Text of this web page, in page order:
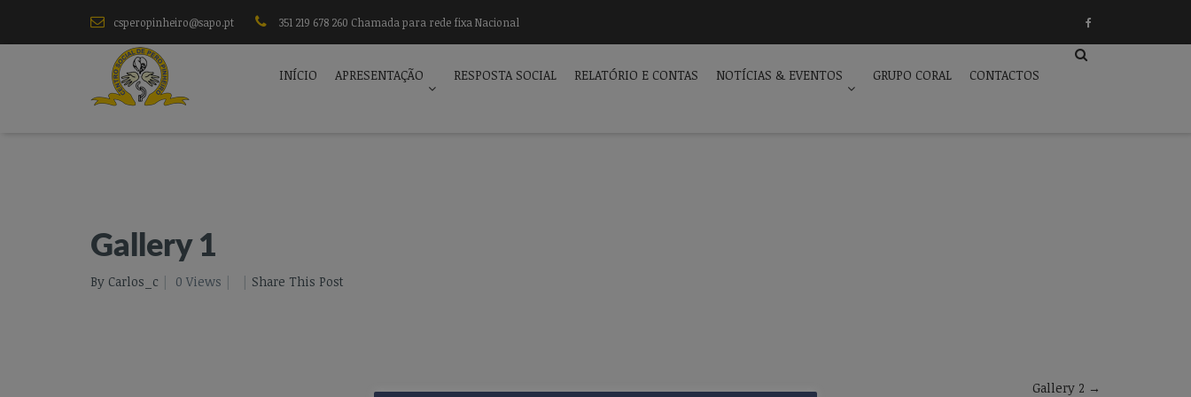
csperopinheiro@sapo.pt 351 219 678 260 Chamada para rede fixa Nacional
INÍCIO APRESENTAÇÃO RESPOSTA SOCIAL RELATÓRIO E CONTAS NOTÍCIAS & EVENTOS GRUPO CORAL CONTACTOS
Gallery 1
By Carlos_c 0 Views Share This Post
Gallery 2 →